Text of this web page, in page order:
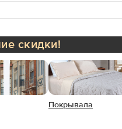
скидки!
Покрывала